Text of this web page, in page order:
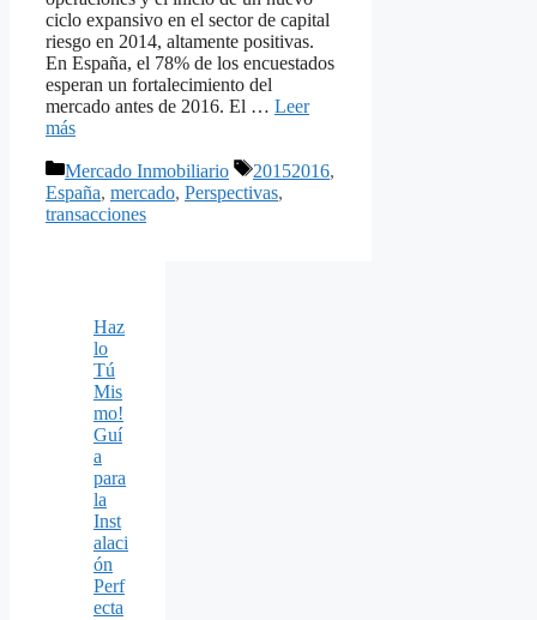
ciclo expansivo en el sector de capital
riesgo en 2014, altamente positivas.
En España, el 78% de los encuestados
esperan un fortalecimiento del
mercado antes de 2016. El … Leer
más
Categorías
Mercado Inmobiliario Etiquetas
20152016,
España, mercado, Perspectivas,
transacciones
Haz
lo
Tú
Mis
mo!
Guí
a
para
la
Inst
alaci
ón
Perf
ecta